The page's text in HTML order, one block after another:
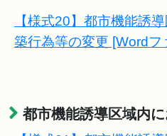
【様式20】都市機能誘
築行為等の変更 [Wordフ
都市機能誘導区域内